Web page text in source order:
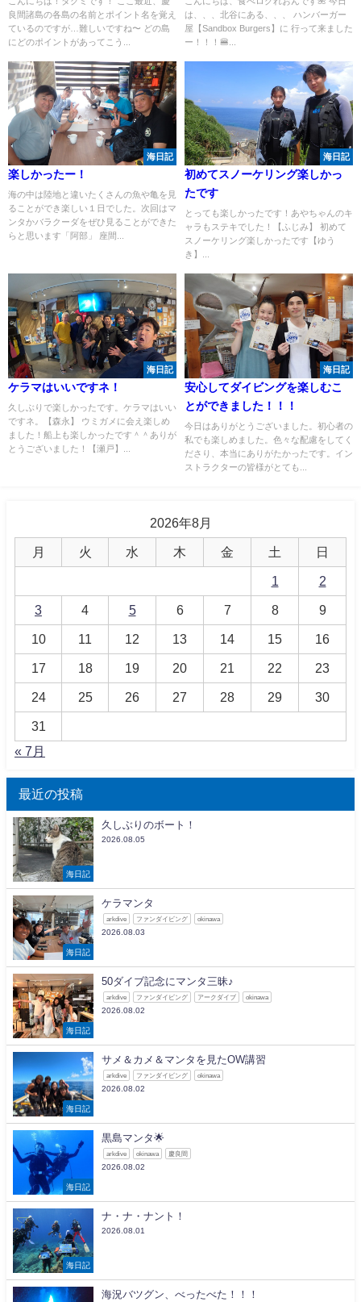
良間諸島の各島の名前とポイント名を覚え
ているのですが…難しいですね〜 どの島
にどのポイントがあってこう...
は、、、北谷にある、、、 ハンバーガー
屋【Sandbox Burgers】に 行って来ました
ー！！！🍔...
海日記
楽しかったー！
海の中は陸地と違いたくさんの魚や亀を見
ることができ楽しい１日でした。次回はマ
ンタかバラクーダをぜひ見ることができた
らと思います「阿部」 座間...
海日記
初めてスノーケリング楽しかっ
たです
とっても楽しかったです！あやちゃんのキ
ャラもステキでした！【ふじみ】 初めて
スノーケリング楽しかったです【ゆう
き】...
海日記
ケラマはいいですネ！
久しぶりで楽しかったです。ケラマはいい
ですネ。【森永】 ウミガメに会え楽しめ
ました！船上も楽しかったです＾＾ありが
とうございました！【瀬戸】...
海日記
安心してダイビングを楽しむこ
とができました！！！
今日はありがとうございました。初心者の
私でも楽しめました。色々な配慮をしてく
ださり、本当にありがたかったです。イン
ストラクターの皆様がとても...
2026年8月
月 火 水 木 金 土 日
1 2
3 4 5 6 7 8 9
10 11 12 13 14 15 16
17 18 19 20 21 22 23
24 25 26 27 28 29 30
31
« 7月
最近の投稿
海日記
久しぶりのボート！
2026.08.05
海日記
ケラマンタ
arkdive ファンダイビング okinawa
2026.08.03
海日記
50ダイブ記念にマンタ三昧♪
arkdive ファンダイビング アークダイブ okinawa
2026.08.02
海日記
サメ＆カメ＆マンタを見たOW講習
arkdive ファンダイビング okinawa
2026.08.02
海日記
黒島マンタ🌟
arkdive okinawa 慶良間
2026.08.02
海日記
ナ・ナ・ナント！
2026.08.01
海況バツグン、べったべた！！！